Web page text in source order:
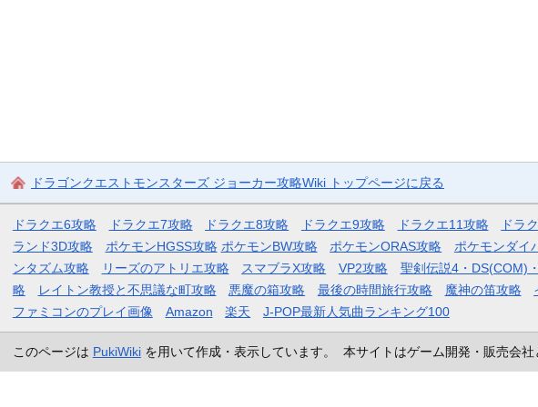
ドラゴンクエストモンスターズ ジョーカー攻略Wiki トップページに戻る
ドラクエ6攻略 ドラクエ7攻略 ドラクエ8攻略 ドラクエ9攻略 ドラクエ11攻略 ドラ
ランド3D攻略
ポケモンHGSS攻略 ポケモンBW攻略 ポケモンORAS攻略 ポケモンダイ
ンタズム攻略
リーズのアトリエ攻略 スマブラX攻略 VP2攻略 聖剣伝説4・DS(COM)
略
レイトン教授と不思議な町攻略 悪魔の箱攻略 最後の時間旅行攻略 魔神の笛攻略
ファミコンのプレイ画像
Amazon 楽天 J-POP最新人気曲ランキング100
このページは PukiWikiを用いて作成・表示しています。 本サイトはゲーム開発・販売会社